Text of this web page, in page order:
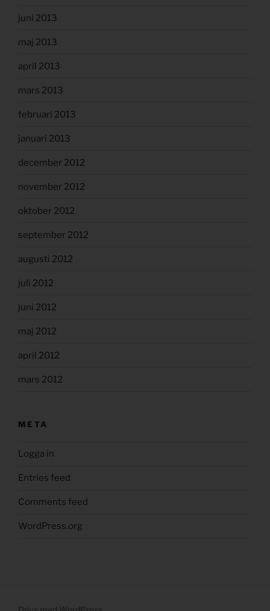
juni 2013
maj 2013
april 2013
mars 2013
februari 2013
januari 2013
december 2012
november 2012
oktober 2012
september 2012
augusti 2012
juli 2012
juni 2012
maj 2012
april 2012
mars 2012
META
Logga in
Entries feed
Comments feed
WordPress.org